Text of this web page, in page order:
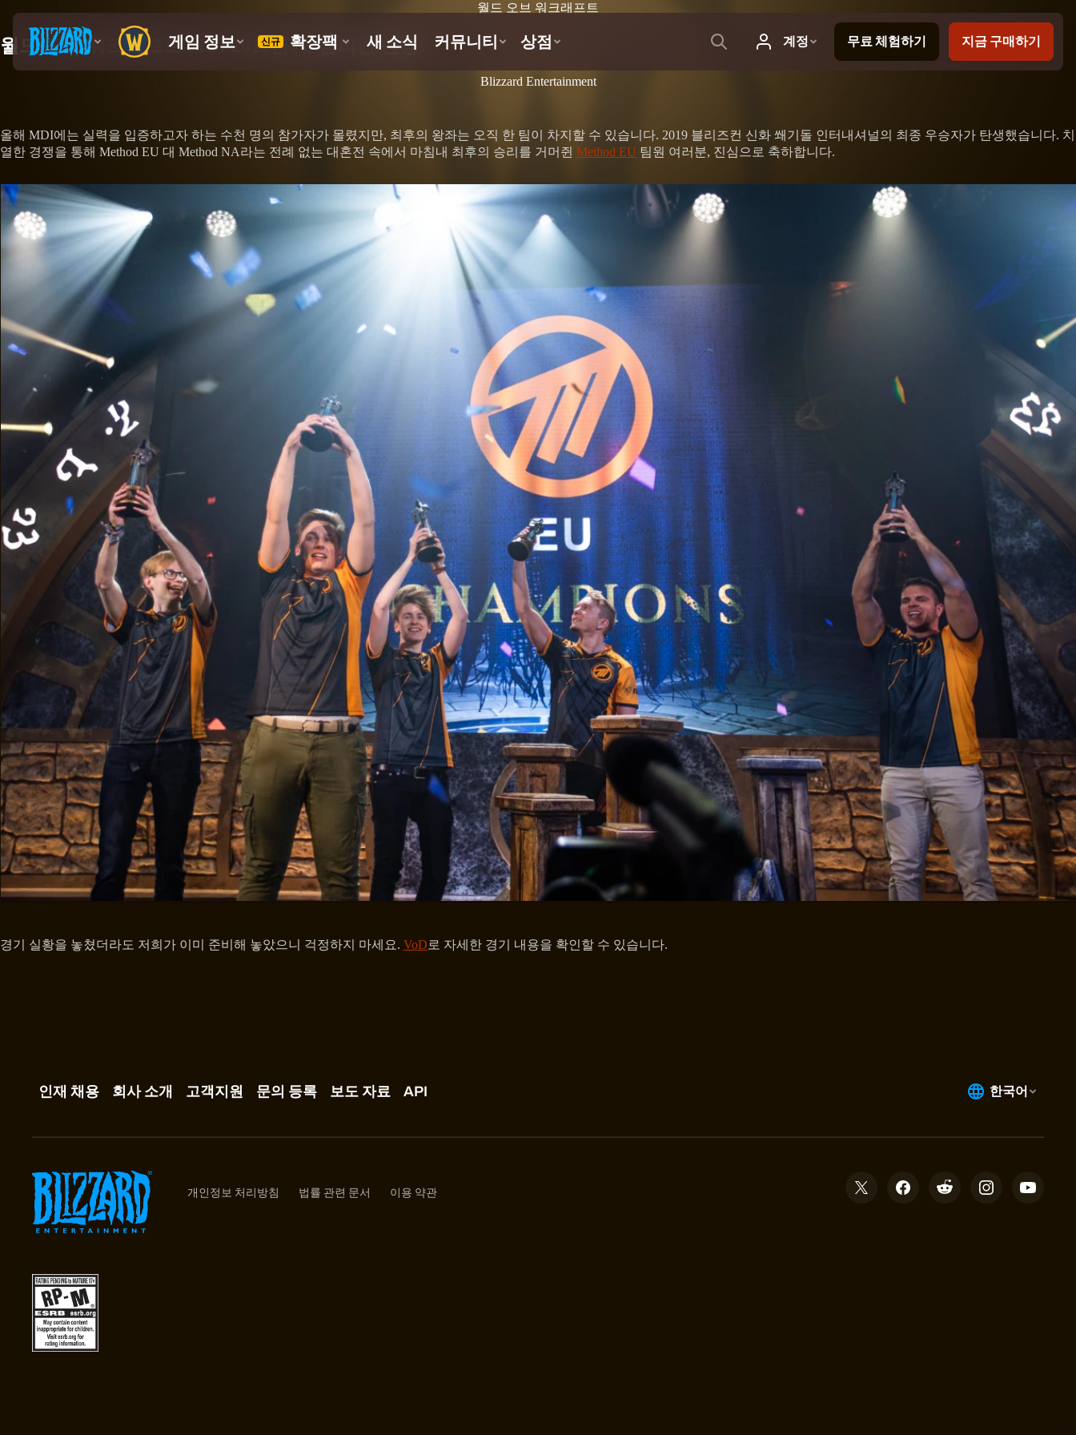
월드 오브 워크래프트
월드 오브 워크래프트 MDI 2019년 새 챔피언 탄생!
Blizzard Entertainment
올해 MDI에는 실력을 입증하고자 하는 수천 명의 참가자가 몰렸지만, 최후의 왕좌는 오직 한 팀이 차지할 수 있습니다. 2019 블리즈컨 신화 쐐기돌 인터내셔널의 최종 우승자가 탄생했습니다. 치
열한 경쟁을 통해 Method EU 대 Method NA라는 전례 없는 대혼전 속에서 마침내 최후의 승리를 거머쥔 Method EU 팀원 여러분, 진심으로 축하합니다.
경기 실황을 놓쳤더라도 저희가 이미 준비해 놓았으니 걱정하지 마세요. VoD로 자세한 경기 내용을 확인할 수 있습니다.